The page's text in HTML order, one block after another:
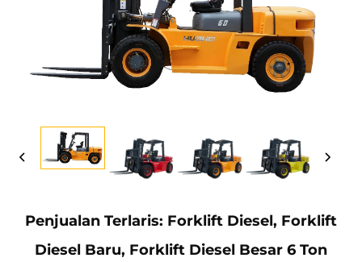
Penjualan Terlaris: Forklift Diesel, Forklift
Diesel Baru, Forklift Diesel Besar 6 Ton